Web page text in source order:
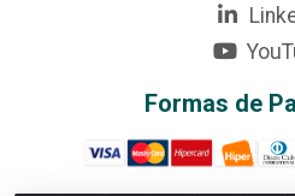
Formas de